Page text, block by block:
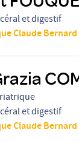
et digestif
Claude Bernard
et digestif
Claude Bernard